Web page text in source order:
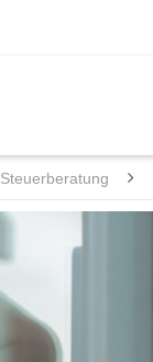
Steuerberatung